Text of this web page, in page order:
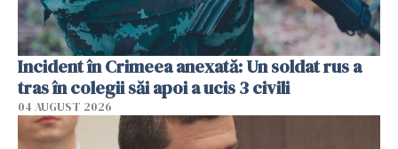
Incident în Crimeea anexată: Un soldat rus a
tras în colegii săi apoi a ucis 3 civili
04 AUGUST 2026